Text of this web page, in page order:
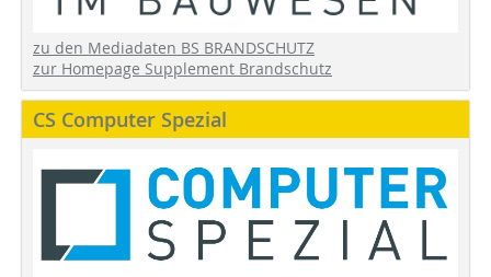
zu den Mediadaten BS BRANDSCHUTZ
zur Homepage Supplement Brandschutz
CS Computer Spezial